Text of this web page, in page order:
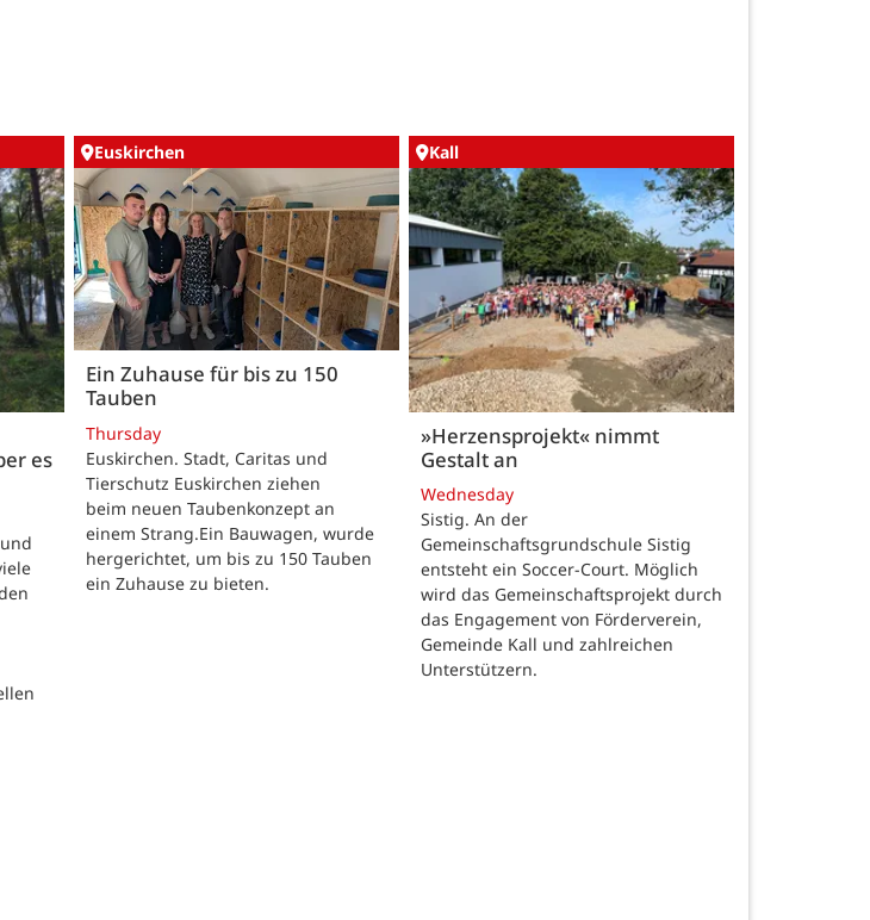
es
Euskirchen
Ein Zuhause für bis zu 150
Tauben
Thursday
Euskirchen. Stadt, Caritas und
Tierschutz Euskirchen ziehen
beim neuen Taubenkonzept an
einem Strang.Ein Bauwagen, wurde
hergerichtet, um bis zu 150 Tauben
ein Zuhause zu bieten.
Kall
»Herzensprojekt« nimmt
Gestalt an
Wednesday
Sistig. An der
Gemeinschaftsgrundschule Sistig
entsteht ein Soccer-Court. Möglich
wird das Gemeinschaftsprojekt durch
das Engagement von Förderverein,
Gemeinde Kall und zahlreichen
Unterstützern.